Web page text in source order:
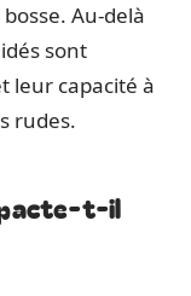
Au-delà
sont
leur capacité à
rudes.
t-il